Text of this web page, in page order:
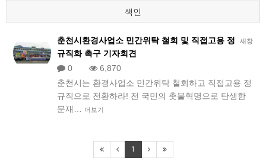
색인
새창
춘천시환경사업소 민간위탁 철회 및 직접고용 정
규직화 촉구 기자회견
0
6,870
​​춘천시는 환경사업소 민간위탁 철회하고 직접고용 정
규직으로 전환하라! 전 국민의 촛불혁명으로 탄생한
문재…
더보기
1